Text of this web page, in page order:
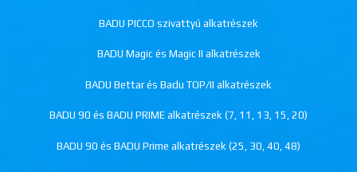
BADU PICCO szivattyú alkatrészek
BADU Magic és Magic II alkatrészek
BADU Bettar és Badu TOP/II alkatrészek
BADU 90 és BADU PRIME alkatrészek (7, 11, 13, 15, 20)
BADU 90 és BADU Prime alkatrészek (25, 30, 40, 48)